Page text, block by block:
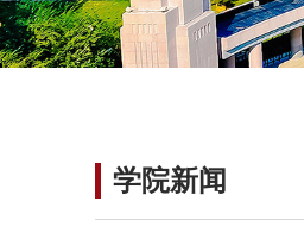
学院新闻